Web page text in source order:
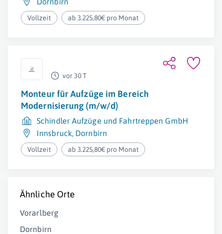
Vollzeit ab 3.225,80€ pro Monat
vor 30 T
Monteur für Aufzüge im Bereich
Modernisierung (m/w/d)
Schindler Aufzüge und Fahrtreppen GmbH
Innsbruck, Dornbirn
Vollzeit ab 3.225,80€ pro Monat
Ähnliche Orte
Vorarlberg
Dornbirn